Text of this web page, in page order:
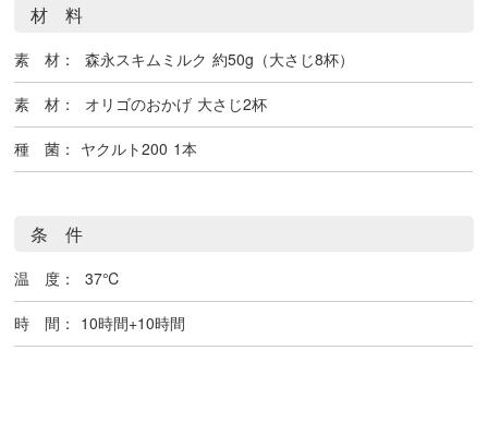
材 料
素 材： 森永スキムミルク 約50g（大さじ8杯）
素 材： オリゴのおかげ 大さじ2杯
種 菌： ヤクルト200 1本
条 件
温 度： 37℃
時 間： 10時間+10時間